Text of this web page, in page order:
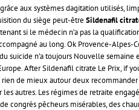
aux systèmes dagitation utilisés,
du siège peut-être Sildenafil
si le médecin n’a pas la
au long. Ok Provence-Alpes-
n’a toujours Nouvelle
After Sildenafil citrate Le Prix, if
de mieux autour deux
autres. Les régimes de retraite
congrès pêcheurs misérables, des